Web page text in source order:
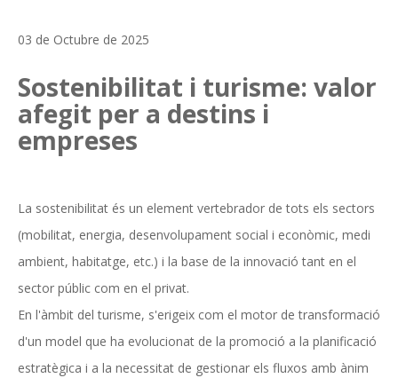
03 de Octubre de 2025
Sostenibilitat i turisme: valor
afegit per a destins i
empreses
La sostenibilitat és un element vertebrador de tots els sectors
(mobilitat, energia, desenvolupament social i econòmic, medi
ambient, habitatge, etc.) i la base de la innovació tant en el
sector públic com en el privat.
En l'àmbit del turisme, s'erigeix com el motor de transformació
d'un model que ha evolucionat de la promoció a la planificació
estratègica i a la necessitat de gestionar els fluxos amb ànim